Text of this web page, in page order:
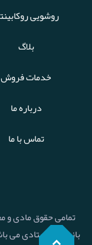
روشویی
بلاگ
خدمات فروش
درباره ما
تماس با ما
تمامی حقوق مادی و
بازرگانی استادی می